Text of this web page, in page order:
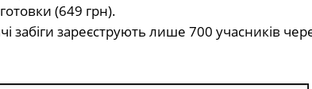
(649 грн).
забіги зареєструють лише 700 учасників